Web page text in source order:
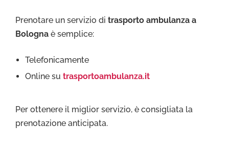
Prenotare un servizio di trasporto ambulanza a
Bologna è semplice:
Telefonicamente
Online sutrasportoambulanza.it
Per ottenere il miglior servizio, è consigliata la
prenotazione anticipata.